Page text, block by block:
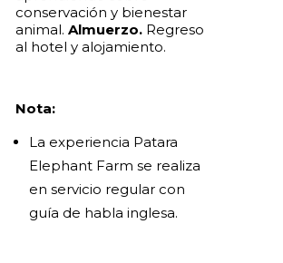
conservación y bienestar
animal.Almuerzo. Regreso
al hotel y alojamiento.
Nota:
La experiencia Patara
Elephant Farm se realiza
en servicio regular con
guía de habla inglesa.